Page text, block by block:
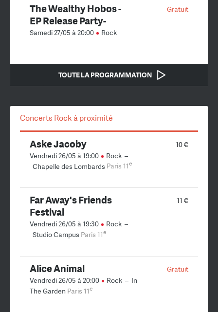
Gratuit
The Wealthy Hobos -
EP Release Party-
Samedi 27/05 à 20:00 Rock
TOUTE LA PROGRAMMATION
Concerts Rock à proximité
10 €
Aske Jacoby
Vendredi 26/05 à 19:00 Rock –
Chapelle des Lombards Paris 11e
11 €
Far Away's Friends
Festival
Vendredi 26/05 à 19:30 Rock –
Studio Campus Paris 11e
Gratuit
Alice Animal
Vendredi 26/05 à 20:00 Rock – In
The Garden Paris 11e